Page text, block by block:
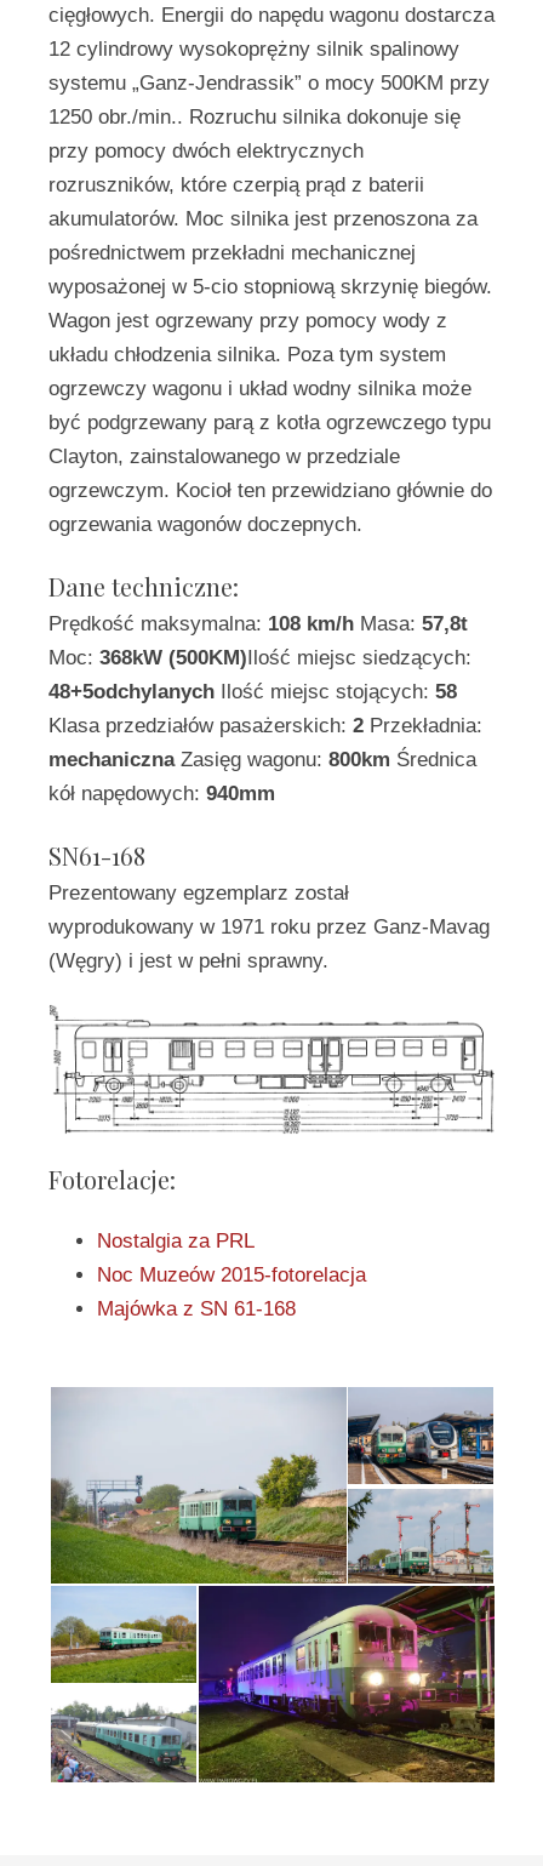
cięgłowych. Energii do napędu wagonu dostarcza
12 cylindrowy wysokoprężny silnik spalinowy
systemu „Ganz-Jendrassik” o mocy 500KM przy
1250 obr./min.. Rozruchu silnika dokonuje się
przy pomocy dwóch elektrycznych
rozruszników, które czerpią prąd z baterii
akumulatorów. Moc silnika jest przenoszona za
pośrednictwem przekładni mechanicznej
wyposażonej w 5-cio stopniową skrzynię biegów.
Wagon jest ogrzewany przy pomocy wody z
układu chłodzenia silnika. Poza tym system
ogrzewczy wagonu i układ wodny silnika może
być podgrzewany parą z kotła ogrzewczego typu
Clayton, zainstalowanego w przedziale
ogrzewczym. Kocioł ten przewidziano głównie do
ogrzewania wagonów doczepnych.
Dane techniczne:
Prędkość maksymalna: 108 km/h Masa: 57,8t
Moc: 368kW (500KM)Ilość miejsc siedzących:
48+5odchylanych Ilość miejsc stojących: 58
Klasa przedziałów pasażerskich: 2 Przekładnia:
mechanicznaZasięg wagonu: 800km Średnica
kół napędowych: 940mm
SN61-168
Prezentowany egzemplarz został
wyprodukowany w 1971 roku przez Ganz-Mavag
(Węgry) i jest w pełni sprawny.
Fotorelacje:
Nostalgia za PRL
Noc Muzeów 2015-fotorelacja
Majówka z SN 61-168